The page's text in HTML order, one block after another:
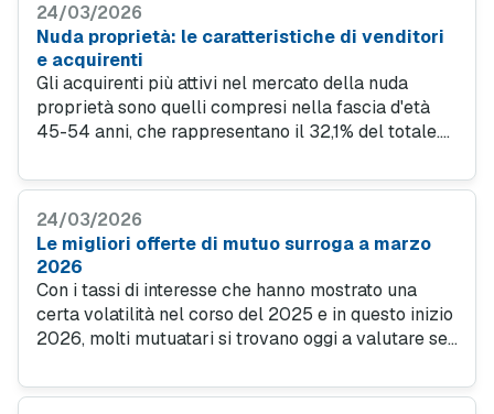
domanda a fronte di un’offerta limitata.
24/03/2026
Nuda proprietà: le caratteristiche di venditori
e acquirenti
Gli acquirenti più attivi nel mercato della nuda
proprietà sono quelli compresi nella fascia d'età
45-54 anni, che rappresentano il 32,1% del totale.
relativamente bassa (6,1%). La maggior parte degli
70% del totale. Spesso, si tratta di genitori che
acquistano per i propri figli, mentre i single si
fermano al 30%.
24/03/2026
Le migliori offerte di mutuo surroga a marzo
2026
Con i tassi di interesse che hanno mostrato una
certa volatilità nel corso del 2025 e in questo inizio
2026, molti mutuatari si trovano oggi a valutare se
favorevoli. Introdotta con la legge Bersani n.